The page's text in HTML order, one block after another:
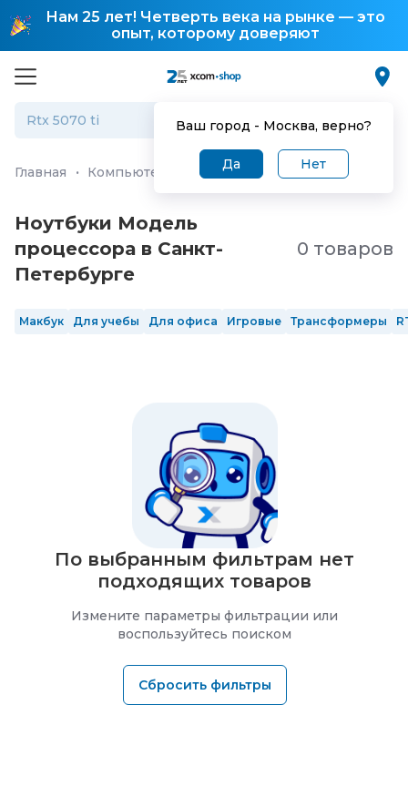
Нам 25 лет! Четверть века на рынке — это
опыт, которому доверяют
Ваш город - Москва, верно?
Да Нет
Главная · Компьютеры и ноутбуки Ноутбуки
Ноутбуки Модель
процессора в Санкт-
Петербургe
0 товаров
Макбук Для учебы Для офиса Игровые Трансформеры
По выбранным фильтрам нет
подходящих товаров
Измените параметры фильтрации или
воспользуйтесь поиском
Сбросить фильтры